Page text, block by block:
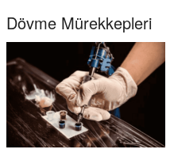
Dövme Mürekkepleri